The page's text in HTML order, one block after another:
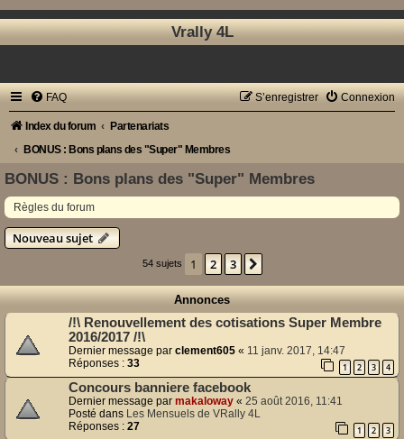
Vrally 4L
FAQ Connexion
S’enregistrer
Index du forum
Partenariats
BONUS : Bons plans des "Super" Membres
BONUS : Bons plans des "Super" Membres
Règles du forum
Nouveau sujet
54 sujets 1 2 3
Annonces
/!\ Renouvellement des cotisations Super Membre
2016/2017 /!\
Dernier message par clement605 « 11 janv. 2017, 14:47
Réponses : 33 1 2 3 4
Concours banniere facebook
Dernier message par makaloway « 25 août 2016, 11:41
Posté dans Les Mensuels de VRally 4L
Réponses : 27 1 2 3